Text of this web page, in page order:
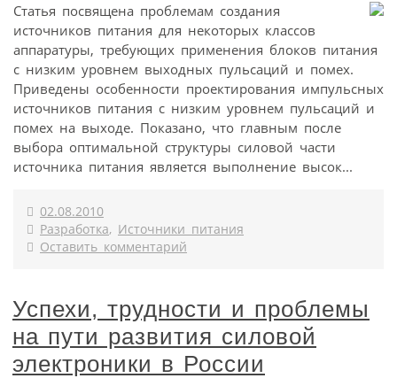
Статья посвящена проблемам создания
источников питания для некоторых классов
аппаратуры, требующих применения блоков питания
с низким уровнем выходных пульсаций и помех.
Приведены особенности проектирования импульсных
источников питания с низким уровнем пульсаций и
помех на выходе. Показано, что главным после
выбора оптимальной структуры силовой части
источника питания является выполнение высок...
02.08.2010
Разработка, Источники питания
Оставить комментарий
Успехи, трудности и проблемы
на пути развития силовой
электроники в России